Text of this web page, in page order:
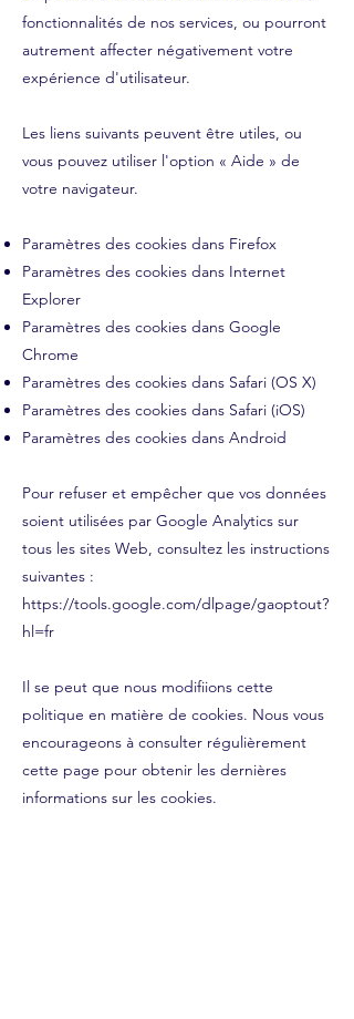
fonctionnalités de nos services, ou pourront
autrement affecter négativement votre
expérience d'utilisateur.
Les liens suivants peuvent être utiles, ou
vous pouvez utiliser l'option « Aide » de
votre navigateur.
Paramètres des cookies dans Firefox
Paramètres des cookies dans Internet
Explorer
Paramètres des cookies dans Google
Chrome
Paramètres des cookies dans Safari (OS X)
Paramètres des cookies dans Safari (iOS)
Paramètres des cookies dans Android
Pour refuser et empêcher que vos données
soient utilisées par Google Analytics sur
tous les sites Web, consultez les instructions
suivantes :
https://tools.google.com/dlpage/gaoptout?
hl=fr
Il se peut que nous modifiions cette
politique en matière de cookies. Nous vous
encourageons à consulter régulièrement
cette page pour obtenir les dernières
informations sur les cookies.